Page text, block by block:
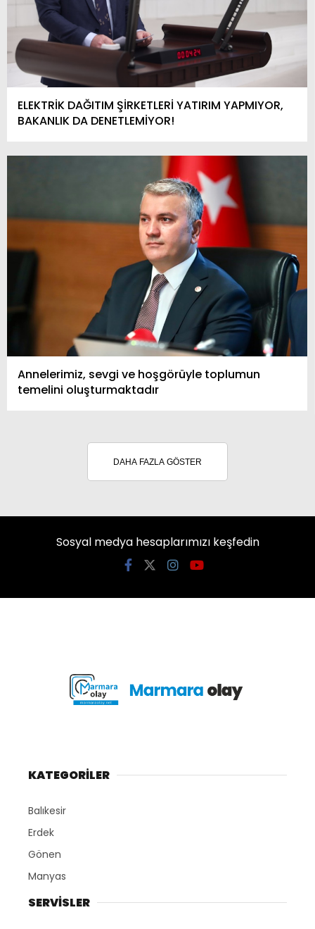
ELEKTRİK DAĞITIM ŞİRKETLERİ YATIRIM YAPMIYOR,
BAKANLIK DA DENETLEMİYOR!
Annelerimiz, sevgi ve hoşgörüyle toplumun
temelini oluşturmaktadır
DAHA FAZLA GÖSTER
Sosyal medya hesaplarımızı keşfedin
KATEGORİLER
Balıkesir
Erdek
Gönen
Manyas
SERVİSLER